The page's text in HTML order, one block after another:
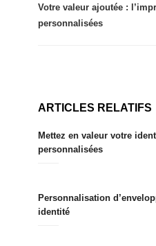
Votre valeur ajoutée :
personnalisées
ARTICLES RELATIFS
Mettez en valeur votre
personnalisées
Personnalisation
identité